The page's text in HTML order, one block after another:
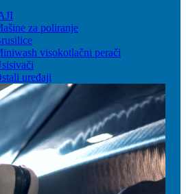
za poliranje
visokotlačni perači
uređaji